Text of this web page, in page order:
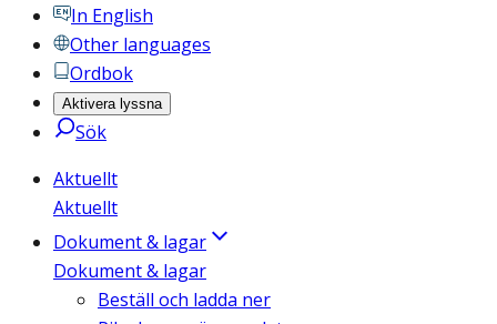
In English
Other languages
Ordbok
Aktivera lyssna
Sök
Aktuellt
Aktuellt
Dokument & lagar
Dokument & lagar
Beställ och ladda ner